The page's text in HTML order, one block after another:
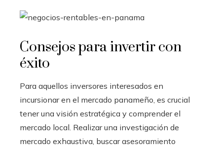
Consejos para invertir con
éxito
Para aquellos inversores interesados en
incursionar en el mercado panameño, es crucial
tener una visión estratégica y comprender el
mercado local. Realizar una investigación de
mercado exhaustiva, buscar asesoramiento